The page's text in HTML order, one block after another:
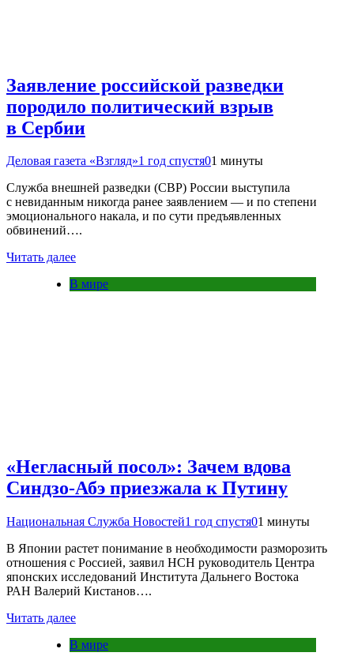
Заявление российской разведки
породило политический взрыв
в Сербии
Деловая газета «Взгляд»1 год спустя01 минуты
Служба внешней разведки (СВР) России выступила
с невиданным никогда ранее заявлением — и по степени
эмоционального накала, и по сути предъявленных
обвинений….
Читать далее
В мире
«Негласный посол»: Зачем вдова
Синдзо-Абэ приезжала к Путину
Национальная Служба Новостей1 год спустя01 минуты
В Японии растет понимание в необходимости разморозить
отношения с Россией, заявил НСН руководитель Центра
японских исследований Института Дальнего Востока
РАН Валерий Кистанов….
Читать далее
В мире